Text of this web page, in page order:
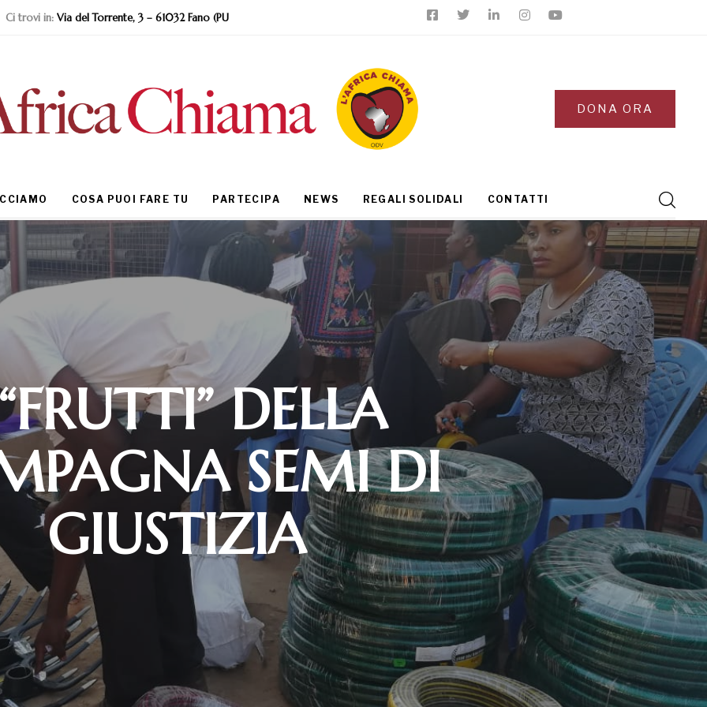
Ci trovi in: Via del Torrente, 3 – 61032 Fano (PU
DONA ORA
COSA PUOI FARE TU PARTECIPA NEWS REGALI SOLIDALI CONTATTI
DELLA
SEMI DI
GIUSTIZIA